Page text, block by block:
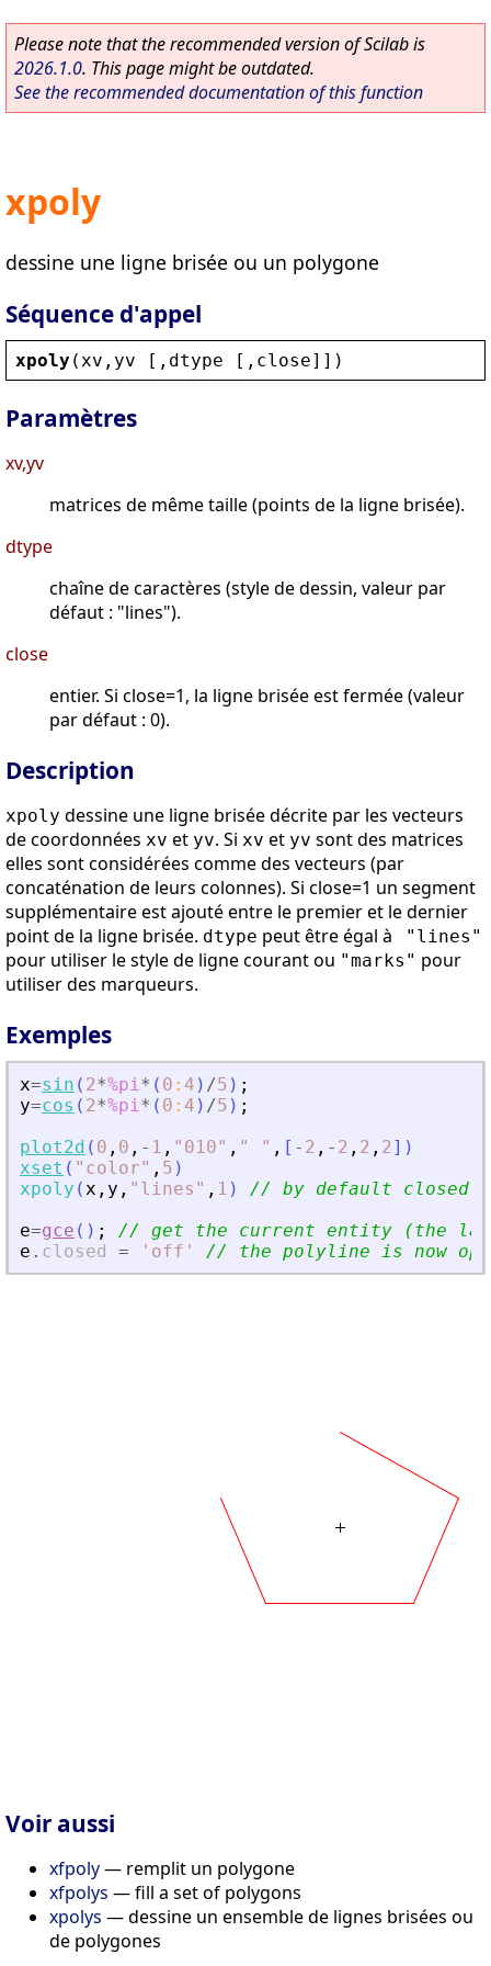
Please note that the recommended version of Scilab is
2026.1.0. This page might be outdated.
See the recommended documentation of this function
xpoly
dessine une ligne brisée ou un polygone
Séquence d'appel
xpoly ( xv , yv [, dtype [, close]])
Paramètres
xv,yv
matrices de même taille (points de la ligne brisée).
dtype
chaîne de caractères (style de dessin, valeur par
défaut : "lines").
close
entier. Si close=1, la ligne brisée est fermée (valeur
par défaut : 0).
Description
xpoly dessine une ligne brisée décrite par les vecteurs
de coordonnées xv et yv. Si xv et yv sont des matrices
elles sont considérées comme des vecteurs (par
concaténation de leurs colonnes). Si close=1 un segment
supplémentaire est ajouté entre le premier et le dernier
point de la ligne brisée. dtype peut être égal à "lines"
pour utiliser le style de ligne courant ou "marks" pour
utiliser des marqueurs.
Exemples
x=sin ( 2*%pi* ( 0 : 4 ) /5 ) ;
y=cos ( 2*%pi* ( 0 : 4 ) /5 ) ;
plot2d ( 0 , 0 , - 1 , " 010" , " " , [ - 2 , - 2 , 2 , 2] )
xset ( " color" , 5 )
xpoly (x , y , " lines " , 1 )
// by default closed
e=gce ( ) ;
// get the current entity (the
e . closed = ' off ' // the polyline is now
Voir aussi
xfpoly— remplit un polygone
xfpolys — fill a set of polygons
xpolys — dessine un ensemble de lignes brisées ou
de polygones